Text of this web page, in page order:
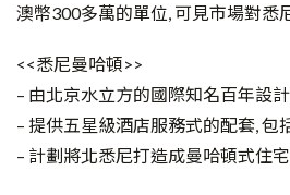
澳幣300多萬的單位, 可見市場對悉
<<悉尼曼哈頓>>
– 由北京水立方的國際知名百年設
– 提供五星級酒店服務式的配套, 包
– 計劃將北悉尼打造成曼哈頓式住